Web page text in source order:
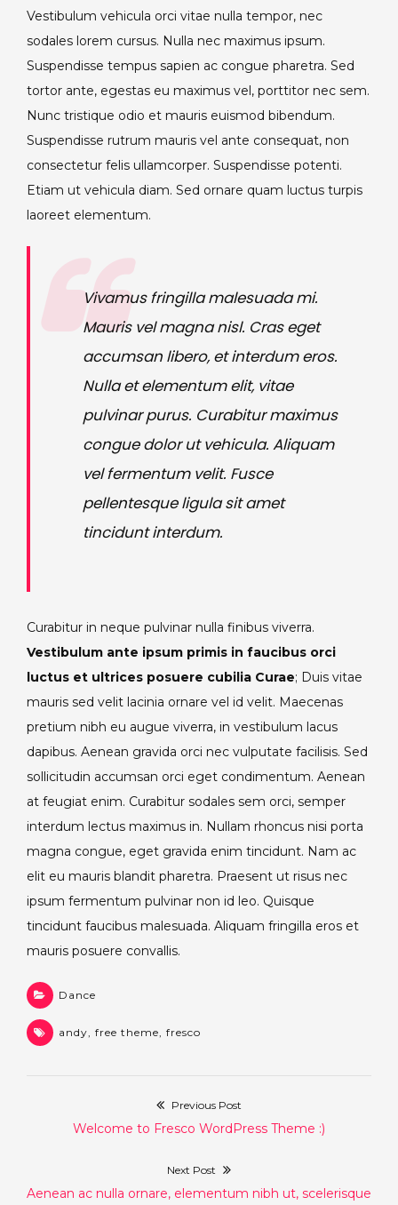
Vestibulum vehicula orci vitae nulla tempor, nec
sodales lorem cursus. Nulla nec maximus ipsum.
Suspendisse tempus sapien ac congue pharetra. Sed
tortor ante, egestas eu maximus vel, porttitor nec sem.
Nunc tristique odio et mauris euismod bibendum.
Suspendisse rutrum mauris vel ante consequat, non
consectetur felis ullamcorper. Suspendisse potenti.
Etiam ut vehicula diam. Sed ornare quam luctus turpis
laoreet elementum.
Vivamus fringilla malesuada mi.
Mauris vel magna nisl. Cras eget
accumsan libero, et interdum eros.
Nulla et elementum elit, vitae
pulvinar purus. Curabitur maximus
congue dolor ut vehicula. Aliquam
vel fermentum velit. Fusce
pellentesque ligula sit amet
tincidunt interdum.
Curabitur in neque pulvinar nulla finibus viverra.
Vestibulum ante ipsum primis in faucibus orci
luctus et ultrices posuere cubilia Curae; Duis vitae
mauris sed velit lacinia ornare vel id velit. Maecenas
pretium nibh eu augue viverra, in vestibulum lacus
dapibus. Aenean gravida orci nec vulputate facilisis. Sed
sollicitudin accumsan orci eget condimentum. Aenean
at feugiat enim. Curabitur sodales sem orci, semper
interdum lectus maximus in. Nullam rhoncus nisi porta
magna congue, eget gravida enim tincidunt. Nam ac
elit eu mauris blandit pharetra. Praesent ut risus nec
ipsum fermentum pulvinar non id leo. Quisque
tincidunt faucibus malesuada. Aliquam fringilla eros et
mauris posuere convallis.
Dance
andy free theme fresco
Previous Post
Previous
Welcome to Fresco WordPress Theme :)
Next Post
Next
Aenean ac nulla ornare, elementum nibh ut, scelerisque